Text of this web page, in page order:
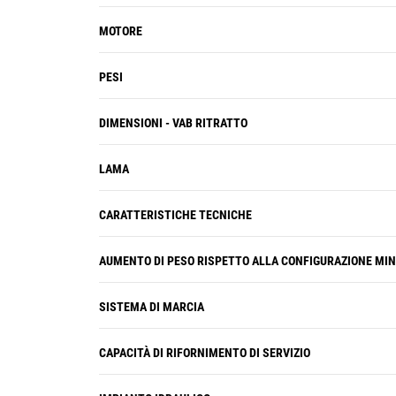
MOTORE
PESI
DIMENSIONI - VAB RITRATTO
LAMA
CARATTERISTICHE TECNICHE
AUMENTO DI PESO RISPETTO ALLA CONFIGURAZIONE
SISTEMA DI MARCIA
CAPACITÀ DI RIFORNIMENTO DI SERVIZIO